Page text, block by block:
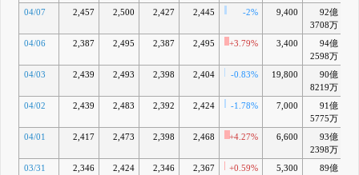
04/07 2,457 2,500 2,427 2,445 -2% 9,400
92億
3708万
04/06
2,387 2,495 2,387 2,495 +3.79% 3,400
94億
2598万
04/03 2,439 2,493 2,398 2,404 -0.83% 19,800
90億
8219万
04/02 2,439 2,483 2,392 2,424 -1.78% 7,000
91億
5775万
04/01 2,417 2,473 2,398 2,468 +4.27% 6,600
93億
2398万
03/31 2,346 2,424 2,346 2,367 +0.59% 5,300
89億